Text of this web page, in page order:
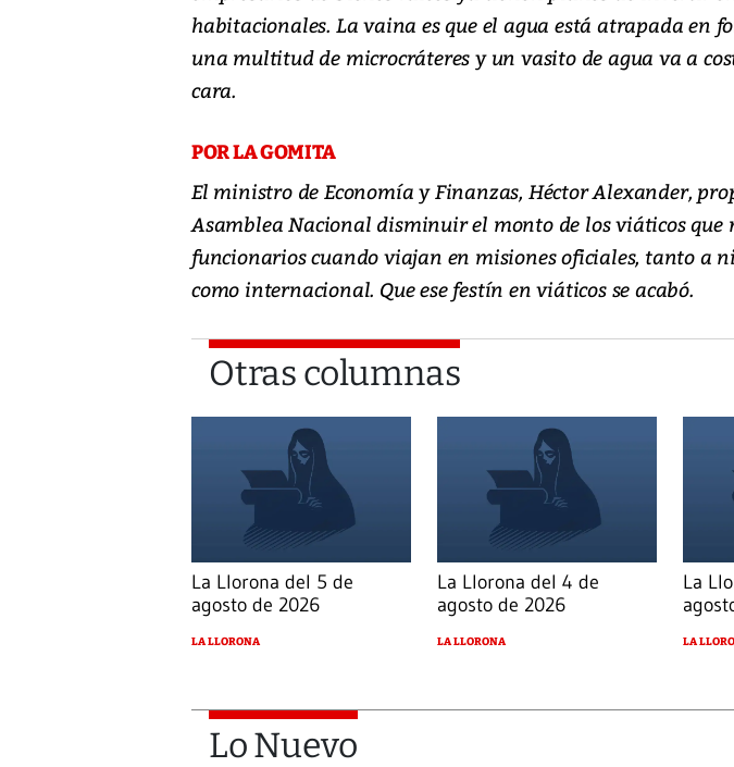
habitacionales. La vaina es que el agua está atrapada en
una multitud de microcráteres y un vasito de agua va a
cara.
POR LA GOMITA
El ministro de Economía y Finanzas, Héctor Alexander,
Asamblea Nacional disminuir el monto de los viáticos que
funcionarios cuando viajan en misiones oficiales, tanto a
como internacional. Que ese festín en viáticos se acabó.
Otras columnas
La Llorona del 5 de
agosto de 2026
LA LLORONA
La Llorona del 4 de
agosto de 2026
LA LLORONA
La
LA
Lo Nuevo